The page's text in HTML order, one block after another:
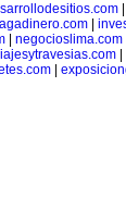
|
| negocioslima.com
|